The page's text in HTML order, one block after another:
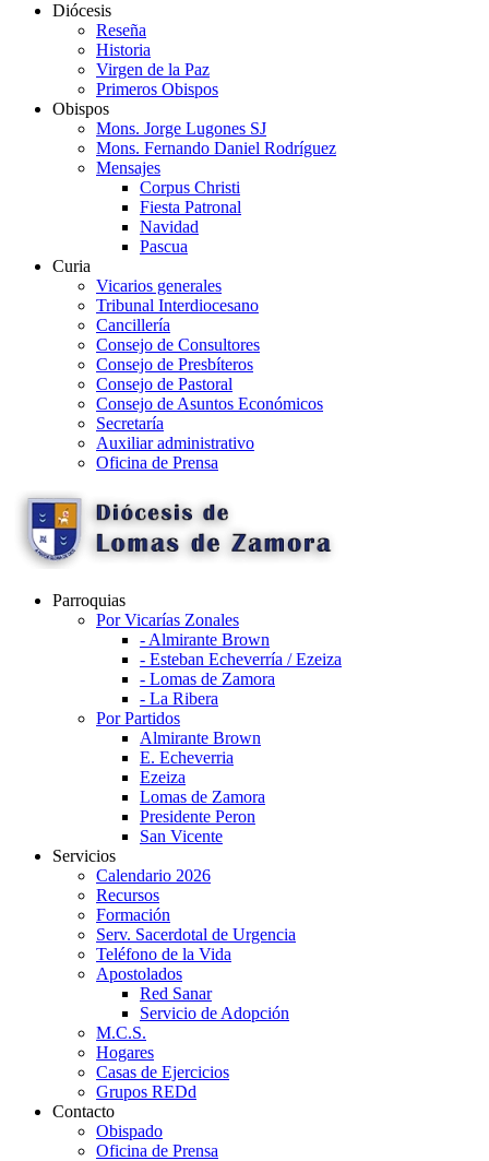
Diócesis
Reseña
Historia
Virgen de la Paz
Primeros Obispos
Obispos
Mons. Jorge Lugones SJ
Mons. Fernando Daniel Rodríguez
Mensajes
Corpus Christi
Fiesta Patronal
Navidad
Pascua
Curia
Vicarios generales
Tribunal Interdiocesano
Cancillería
Consejo de Consultores
Consejo de Presbíteros
Consejo de Pastoral
Consejo de Asuntos Económicos
Secretaría
Auxiliar administrativo
Oficina de Prensa
Parroquias
Por Vicarías Zonales
- Almirante Brown
- Esteban Echeverría / Ezeiza
- Lomas de Zamora
- La Ribera
Por Partidos
Almirante Brown
E. Echeverria
Ezeiza
Lomas de Zamora
Presidente Peron
San Vicente
Servicios
Calendario 2026
Recursos
Formación
Serv. Sacerdotal de Urgencia
Teléfono de la Vida
Apostolados
Red Sanar
Servicio de Adopción
M.C.S.
Hogares
Casas de Ejercicios
Grupos REDd
Contacto
Obispado
Oficina de Prensa